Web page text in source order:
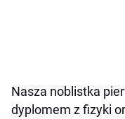
Nasza noblistka
dyplomem z fizyki